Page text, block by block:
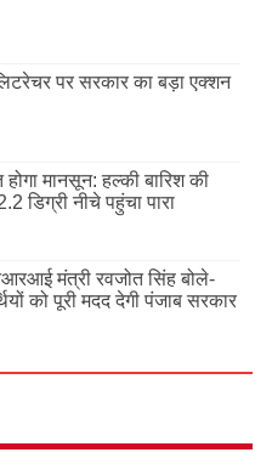
पर सरकार का बड़ा एक्शन
मानसून: हल्की बारिश की
डिग्री नीचे पहुंचा पारा
मंत्री रवजोत सिंह बोले-
को पूरी मदद देगी पंजाब सरकार